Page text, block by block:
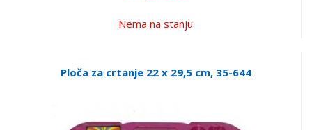
Nema na stanju
Ploča za crtanje 22 x 29,5 cm, 35-644